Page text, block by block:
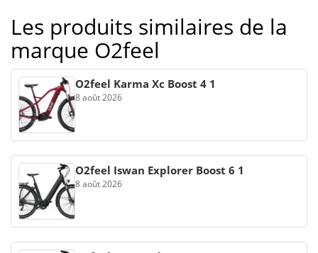
Les produits similaires de la
marque O2feel
O2feel Karma Xc Boost 4 1
8 août 2026
O2feel Iswan Explorer Boost 6 1
8 août 2026